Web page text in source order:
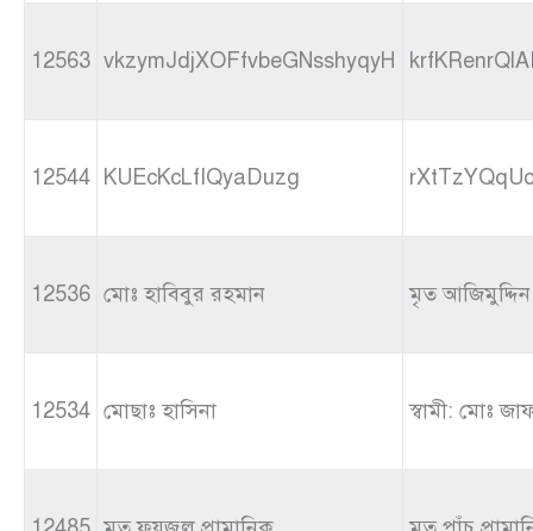
12563 vkzymJdjXOFfvbeGNsshyqyH
12544 KUEcKcLfIQyaDuzg
12536 মোঃ হাবিবুর রহমান মৃত
12534 মোছাঃ হাসিনা স্বামী: মোঃ